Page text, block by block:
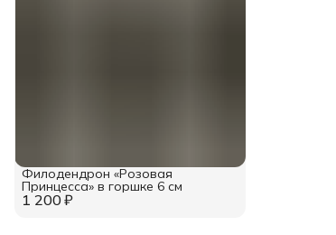
1 200 ₽
Филодендрон «Розовая
Принцесса» в горшке 6 см